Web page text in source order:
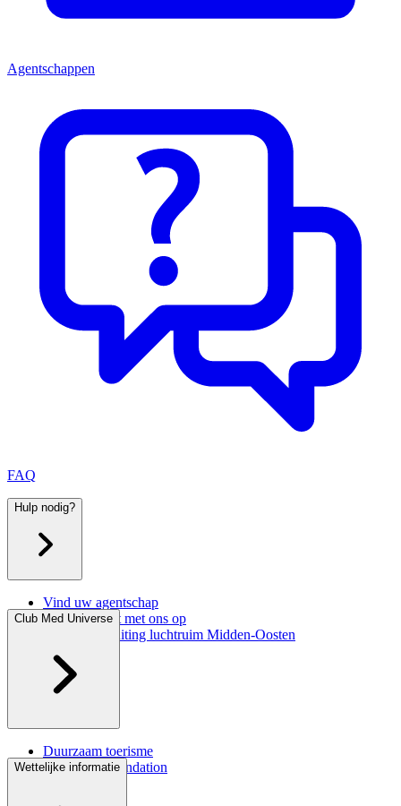
Agentschappen
FAQ
Hulp nodig?
Vind uw agentschap
Neem contact met ons op
Informatie sluiting luchtruim Midden-Oosten
Club Med Universe
Duurzaam toerisme
Corporate Foundation
Wettelijke informatie